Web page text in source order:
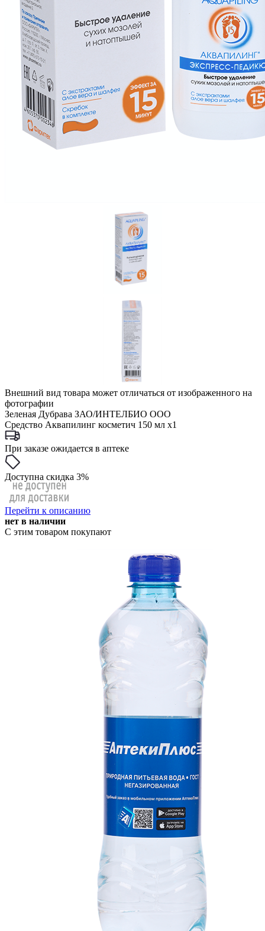
Внешний вид товара может отличаться от изображенного на
фотографии
Зеленая Дубрава ЗАО/ИНТЕЛБИО ООО
Средство Аквапилинг косметич 150 мл x1
При заказе ожидается в аптеке
Доступна скидка 3%
Перейти к описанию
нет в наличии
С этим товаром покупают